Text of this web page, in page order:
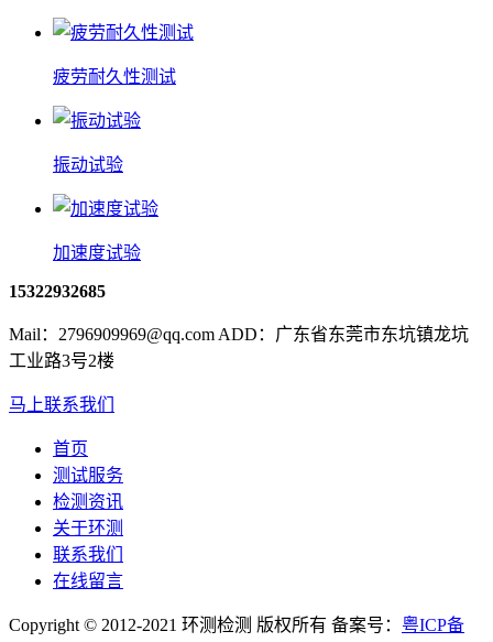
疲劳耐久性测试
振动试验
加速度试验
15322932685
Mail：2796909969@qq.com ADD：广东省东莞市东坑镇龙坑
工业路3号2楼
马上联系我们
首页
测试服务
检测资讯
关于环测
联系我们
在线留言
Copyright © 2012-2021 环测检测 版权所有 备案号： 粤ICP备